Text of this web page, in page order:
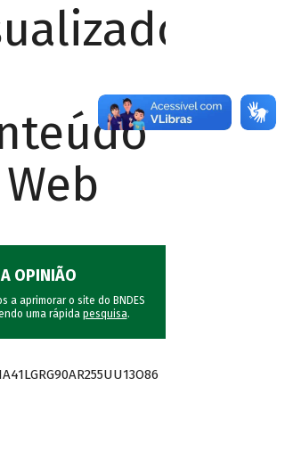
OPINIÃO
a aprimorar o site do BNDES
uma rápida pesquisa.